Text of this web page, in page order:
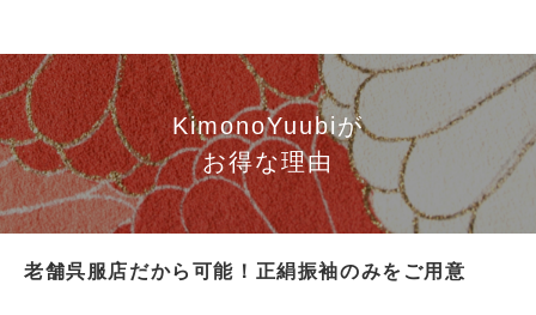
KimonoYuubiが
お得な理由
老舗呉服店だから可能！正絹振袖のみをご用意